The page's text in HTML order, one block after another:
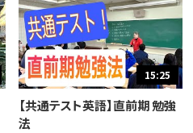
15:25
【共通テスト英語】直前期 勉強
法